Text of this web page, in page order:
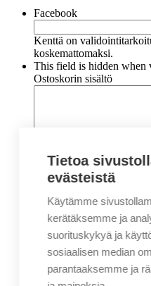
Facebook
Kenttä on
koskemattomaksi.
This field is hidden when
Ostoskorin sisältö
Nimi*
Sähköposti*
Tietoa
evästeistä
Käytämme
kerätäksemme ja
suorituskykyä ja
sosiaalisen median
parantaaksemme ja